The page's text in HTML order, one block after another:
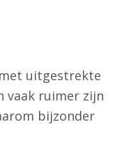
uitgestrekte
vaak ruimer zijn
bijzonder